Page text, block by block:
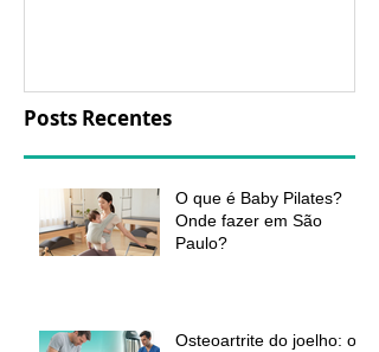
Posts Recentes
O que é Baby Pilates?
Onde fazer em São
Paulo?
Osteoartrite do joelho: o